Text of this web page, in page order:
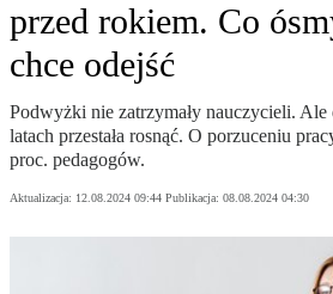
przed rokiem. Co
chce odejść
Podwyżki nie zatrzymały nauczycieli. Ale
latach przestała rosnąć. O porzuceniu
proc. pedagogów.
Aktualizacja: 12.08.2024 09:44 Publikacja: 08.08.2024 04:30